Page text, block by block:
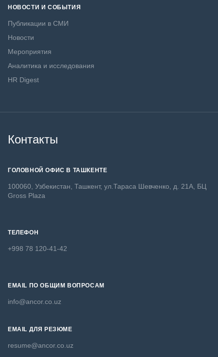
НОВОСТИ И СОБЫТИЯ
Публикации в СМИ
Новости
Мероприятия
Аналитика и исследования
HR Digest
Контакты
ГОЛОВНОЙ ОФИС В ТАШКЕНТЕ
100060, Узбекистан, Ташкент, ул.Тараса Шевченко, д. 21А, БЦ
Gross Plaza
ТЕЛЕФОН
+998 78 120-41-42
EMAIL ПО ОБЩИМ ВОПРОСАМ
info@ancor.co.uz
EMAIL ДЛЯ РЕЗЮМЕ
resume@ancor.co.uz